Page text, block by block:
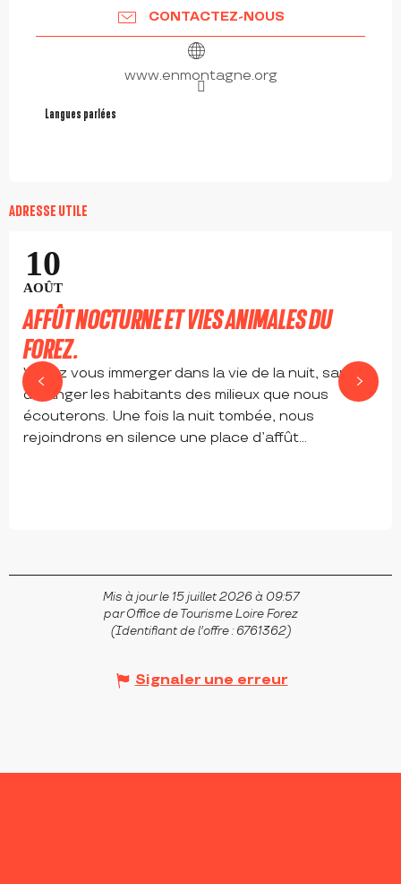
CONTACTEZ-NOUS
www.enmontagne.org
Langues parlées
Langues parlées
ADRESSE UTILE
10
AOÛT
AFFÛT NOCTURNE ET VIES ANIMALES DU
FOREZ.
Venez vous immerger dans la vie de la nuit, sans
déranger les habitants des milieux que nous
écouterons. Une fois la nuit tombée, nous
rejoindrons en silence une place d’affût...
Mis à jour le 15 juillet 2026 à 09:57
par Office de Tourisme Loire Forez
(Identifiant de l'offre : 6761362)
Signaler une erreur